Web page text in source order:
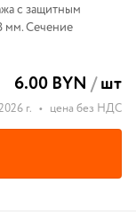
с защитным
мм. Сечение
6.00 BYN /шт
г. • цена без НДС